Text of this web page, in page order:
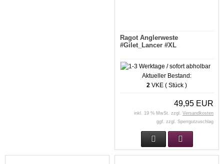
Ragot Anglerweste
#Gilet_Lancer #XL
Aktueller Bestand:
2 VKE ( Stück )
49,95 EUR
inkl. 19 % MwSt. zzgl. Versandkosten
ggf. zzgl. Sperrgutzuschlag